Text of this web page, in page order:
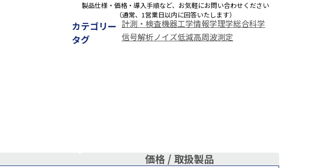
製品仕様・価格・導入手順など、お気軽にお問い合わせください
（通常、1営業日以内に回答いたします）
カテゴリー 計測・検査機器工学情報学理学総合科学
タグ 信号解析ノイズ低減高周波測定
価格 / 取扱製品